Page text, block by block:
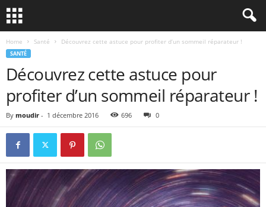
Home Santé Découvrez cette astuce pour profiter d’un sommeil réparateur !
SANTÉ
Découvrez cette astuce pour
profiter d’un sommeil réparateur !
By moudir - 1 décembre 2016 696 0